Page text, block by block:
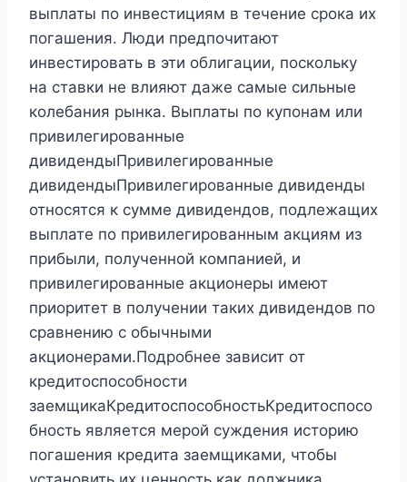
выплаты по инвестициям в течение срока их
погашения. Люди предпочитают
инвестировать в эти облигации, поскольку
на ставки не влияют даже самые сильные
колебания рынка. Выплаты по купонам или
привилегированные
дивидендыПривилегированные
дивидендыПривилегированные дивиденды
относятся к сумме дивидендов, подлежащих
выплате по привилегированным акциям из
прибыли, полученной компанией, и
привилегированные акционеры имеют
приоритет в получении таких дивидендов по
сравнению с обычными
акционерами.Подробнее зависит от
кредитоспособности
заемщикаКредитоспособностьКредитоспосо
бность является мерой суждения историю
погашения кредита заемщиками, чтобы